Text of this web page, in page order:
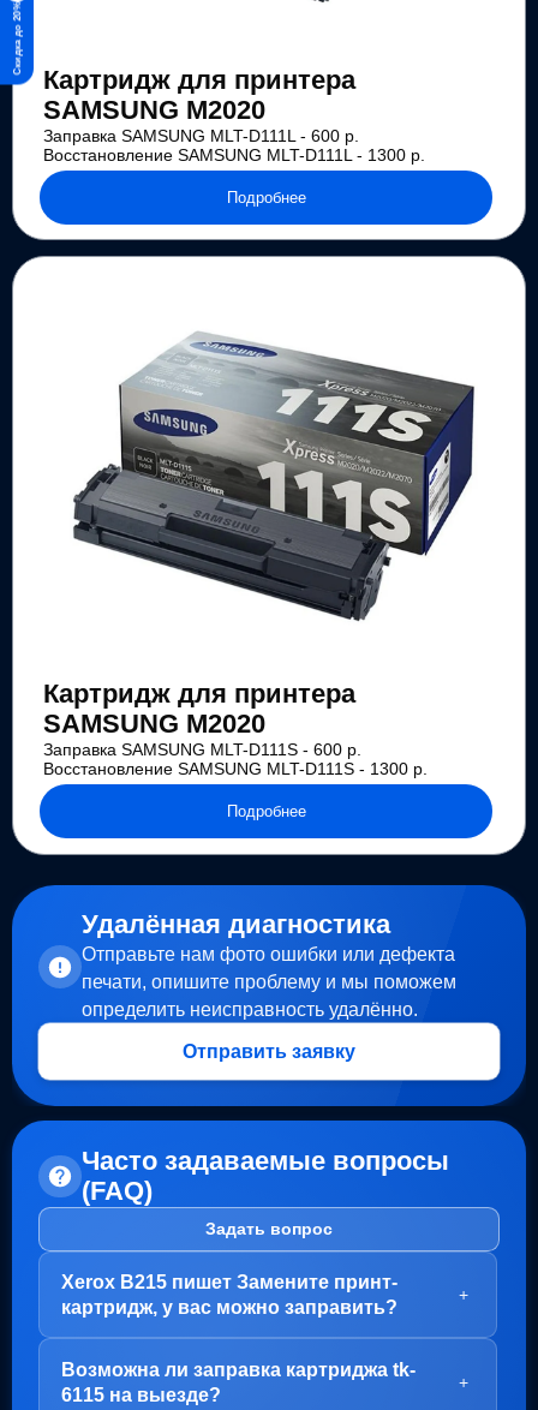
Скидка до 20%
Картридж для принтера
SAMSUNG M2020
Заправка SAMSUNG MLT-D111L - 600 р.
Восстановление SAMSUNG MLT-D111L - 1300 р.
Подробнее
Картридж для принтера
SAMSUNG M2020
Заправка SAMSUNG MLT-D111S - 600 р.
Восстановление SAMSUNG MLT-D111S - 1300 р.
Подробнее
Удалённая диагностика
Отправьте нам фото ошибки или дефекта
печати, опишите проблему и мы поможем
определить неисправность удалённо.
Отправить заявку
Часто задаваемые вопросы
(FAQ)
Задать вопрос
Xerox B215 пишет Замените принт-
картридж, у вас можно заправить?
+
В вашем случае, заправка картриджа не требуется.
Проблема с блоком барабана (Принт-картридж), у
Возможна ли заправка картриджа tk-
6115 на выезде?
+